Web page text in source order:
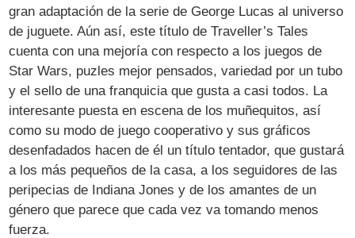
gran adaptación de la serie de George Lucas al universo
de juguete. Aún así, este título de Traveller’s Tales
cuenta con una mejoría con respecto a los juegos de
Star Wars, puzles mejor pensados, variedad por un tubo
y el sello de una franquicia que gusta a casi todos. La
interesante puesta en escena de los muñequitos, así
como su modo de juego cooperativo y sus gráficos
desenfadados hacen de él un título tentador, que gustará
a los más pequeños de la casa, a los seguidores de las
peripecias de Indiana Jones y de los amantes de un
género que parece que cada vez va tomando menos
fuerza.